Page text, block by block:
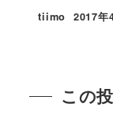
tiimo 2017年
この